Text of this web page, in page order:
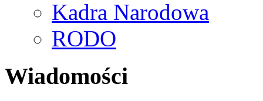
Kadra Narodowa
RODO
Wiadomości